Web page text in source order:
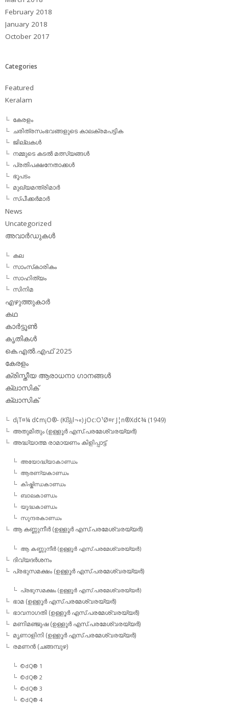
February 2018
January 2018
October 2017
Categories
Featured
Keralam
കേരളം
ചരിത്രസംഭവങ്ങളുടെ കാലക്രമപട്ടിക
ജില്ലകള്‍
നമ്മുടെ കടല്‍ മത്സ്യങ്ങള്‍
പ്രതിപക്ഷനേതാക്കള്‍
ഭൂപടം
മുഖ്യമന്ത്രിമാര്‍
സ്പീക്കര്‍മാര്‍
News
Uncategorized
അവാര്‍ഡുകള്‍
കല
സാംസ്‌കാരികം
സാഹിത്യം
സിനിമ
എഴുത്തുകാര്‍
കഥ
കാര്‍ട്ടൂണ്‍
കൃതികള്‍
കെ.എല്‍.എഫ് 2025
കേരളം
ക്രിസ്തീയ ആരാധനാ ഗാനങ്ങള്‍
ക്ലാസിക്‌
ക്ലാസിക്
d¡T¤¼ d¢m¡O®- (KßJ¡l¬«) jOc:O¹Ø¤r J¦n®Xd¢¾ (1949)
അതുമിതും (ഉള്ളൂര്‍ എസ്.പരമേശ്വരയ്യര്‍)
അദ്ധ്യാത്മ രാമായണം കിളിപ്പാട്ട്‌
അയോദ്ധ്യാകാണ്ഡം
ആരണ്യകാണ്ഡം
കിഷ്കിന്ധകാണ്ഡം
ബാലകാണ്ഡം
യൂദ്ധകാണ്ഡം
സുന്ദരകാണ്ഡം
ആ കണ്ണുനീര്‍ (ഉള്ളൂര്‍ എസ്.പരമേശ്വരയ്യര്‍)
ആ കണ്ണുനീര്‍ (ഉള്ളൂര്‍ എസ്.പരമേശ്വരയ്യര്‍)
ദിവ്യദര്‍ശനം
പ്രഭുസമക്ഷം (ഉള്ളൂര്‍ എസ്.പരമേശ്വരയ്യര്‍)
പ്രഭുസമക്ഷം (ഉള്ളൂര്‍ എസ്.പരമേശ്വരയ്യര്‍)
ഭാമ (ഉള്ളൂര്‍ എസ്.പരമേശ്വരയ്യര്‍)
ഭാവനാഗതി (ഉള്ളൂര്‍ എസ്.പരമേശ്വരയ്യര്‍)
മണിമഞ്ജുഷ (ഉള്ളൂര്‍ എസ്.പരമേശ്വരയ്യര്‍)
മൃണാളിനി (ഉള്ളൂര്‍ എസ്.പരമേശ്വരയ്യര്‍)
രമണന്‍ (ചങ്ങമ്പുഴ)
©dQ® 1
©dQ® 2
©dQ® 3
©dQ® 4